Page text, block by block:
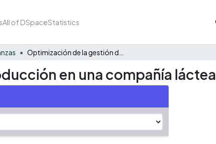
All of DSpaceStatistics
en una compañía láctea